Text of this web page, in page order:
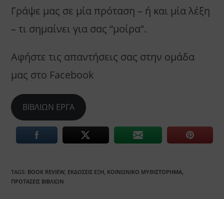
Γράψε μας σε μία πρόταση – ή και μία λέξη
– τι σημαίνει για σας “μοίρα”.
Αφήστε τις απαντήσεις σας στην ομάδα
μας στο Facebook
ΒΙΒΛΙΩΝ ΕΡΓΑ
TAGS: BOOK REVIEW ΕΚΔΌΣΕΙΣ ΕΞΗ ΚΟΙΝΩΝΙΚΌ ΜΥΘΙΣΤΌΡΗΜΑ
ΠΡΟΤΆΣΕΙΣ ΒΙΒΛΊΩΝ